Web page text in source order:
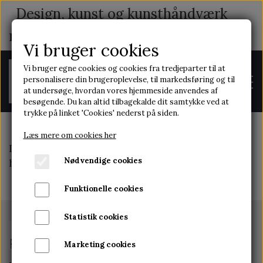
Design, kunst og kunsthåndværk
med indhold og historie
FORSIDE
KONTAKT
Denne funktion er ikke tilgængelig med et
hjemmeside abonnement
Vi bruger cookies
Vi bruger egne cookies og cookies fra tredjeparter til at
personalisere din brugeroplevelse, til markedsføring og til
at undersøge, hvordan vores hjemmeside anvendes af
besøgende. Du kan altid tilbagekalde dit samtykke ved at
trykke på linket 'Cookies' nederst på siden.
Læs mere om cookies her
Nødvendige cookies
Funktionelle cookies
Statistik cookies
Marketing cookies